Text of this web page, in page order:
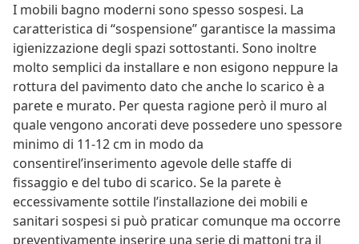
I mobili bagno moderni sono spesso sospesi. La
caratteristica di “sospensione” garantisce la massima
igienizzazione degli spazi sottostanti. Sono inoltre
molto semplici da installare e non esigono neppure la
rottura del pavimento dato che anche lo scarico è a
parete e murato. Per questa ragione però il muro al
quale vengono ancorati deve possedere uno spessore
minimo di 11-12 cm in modo da
consentirel’inserimento agevole delle staffe di
fissaggio e del tubo di scarico. Se la parete è
eccessivamente sottile l’installazione dei mobili e
sanitari sospesi si può praticar comunque ma occorre
preventivamente inserire una serie di mattoni tra il